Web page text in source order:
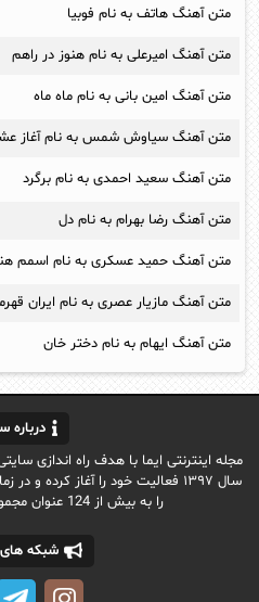
متن آهنگ هاتف به نام فوبیا
متن آهنگ اميرعلی به نام هنوز در راهم
متن آهنگ امین بانی به نام ماه ماه
متن آهنگ سیاوش شمس به نام آغاز
متن آهنگ سعید احمدی به نام برگرد
متن آهنگ رضا بهرام به نام دل
متن آهنگ حمید عسکری به نام اسمم
متن آهنگ مازیار عصری به نام ایران
متن آهنگ ایهام به نام دختر خان
درباره
مجله اینترنتی ایما با هدف راه اندازی
سال ۱۳۹۷ فعالیت خود را آغاز کرده
را به بیش از 124 عنوان مجموعه گسترش داده است.
شبکه